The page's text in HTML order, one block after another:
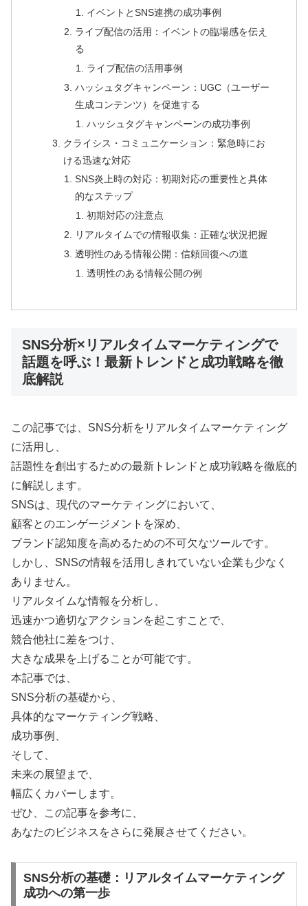
イベントとSNS連携の成功事例
ライブ配信の活用：イベントの臨場感を伝え
る
ライブ配信の活用事例
ハッシュタグキャンペーン：UGC（ユーザー
生成コンテンツ）を促進する
ハッシュタグキャンペーンの成功事例
クライシス・コミュニケーション：緊急時にお
ける迅速な対応
SNS炎上時の対応：初期対応の重要性と具体
的なステップ
初期対応の注意点
リアルタイムでの情報収集：正確な状況把握
透明性のある情報公開：信頼回復への道
透明性のある情報公開の例
SNS分析×リアルタイムマーケティングで
話題を呼ぶ！最新トレンドと成功戦略を徹
底解説
この記事では、SNS分析をリアルタイムマーケティング
に活用し、
話題性を創出するための最新トレンドと成功戦略を徹底的
に解説します。
SNSは、現代のマーケティングにおいて、
顧客とのエンゲージメントを深め、
ブランド認知度を高めるための不可欠なツールです。
しかし、SNSの情報を活用しきれていない企業も少なく
ありません。
リアルタイムな情報を分析し、
迅速かつ適切なアクションを起こすことで、
競合他社に差をつけ、
大きな成果を上げることが可能です。
本記事では、
SNS分析の基礎から、
具体的なマーケティング戦略、
成功事例、
そして、
未来の展望まで、
幅広くカバーします。
ぜひ、この記事を参考に、
あなたのビジネスをさらに発展させてください。
SNS分析の基礎：リアルタイムマーケティング
成功への第一歩